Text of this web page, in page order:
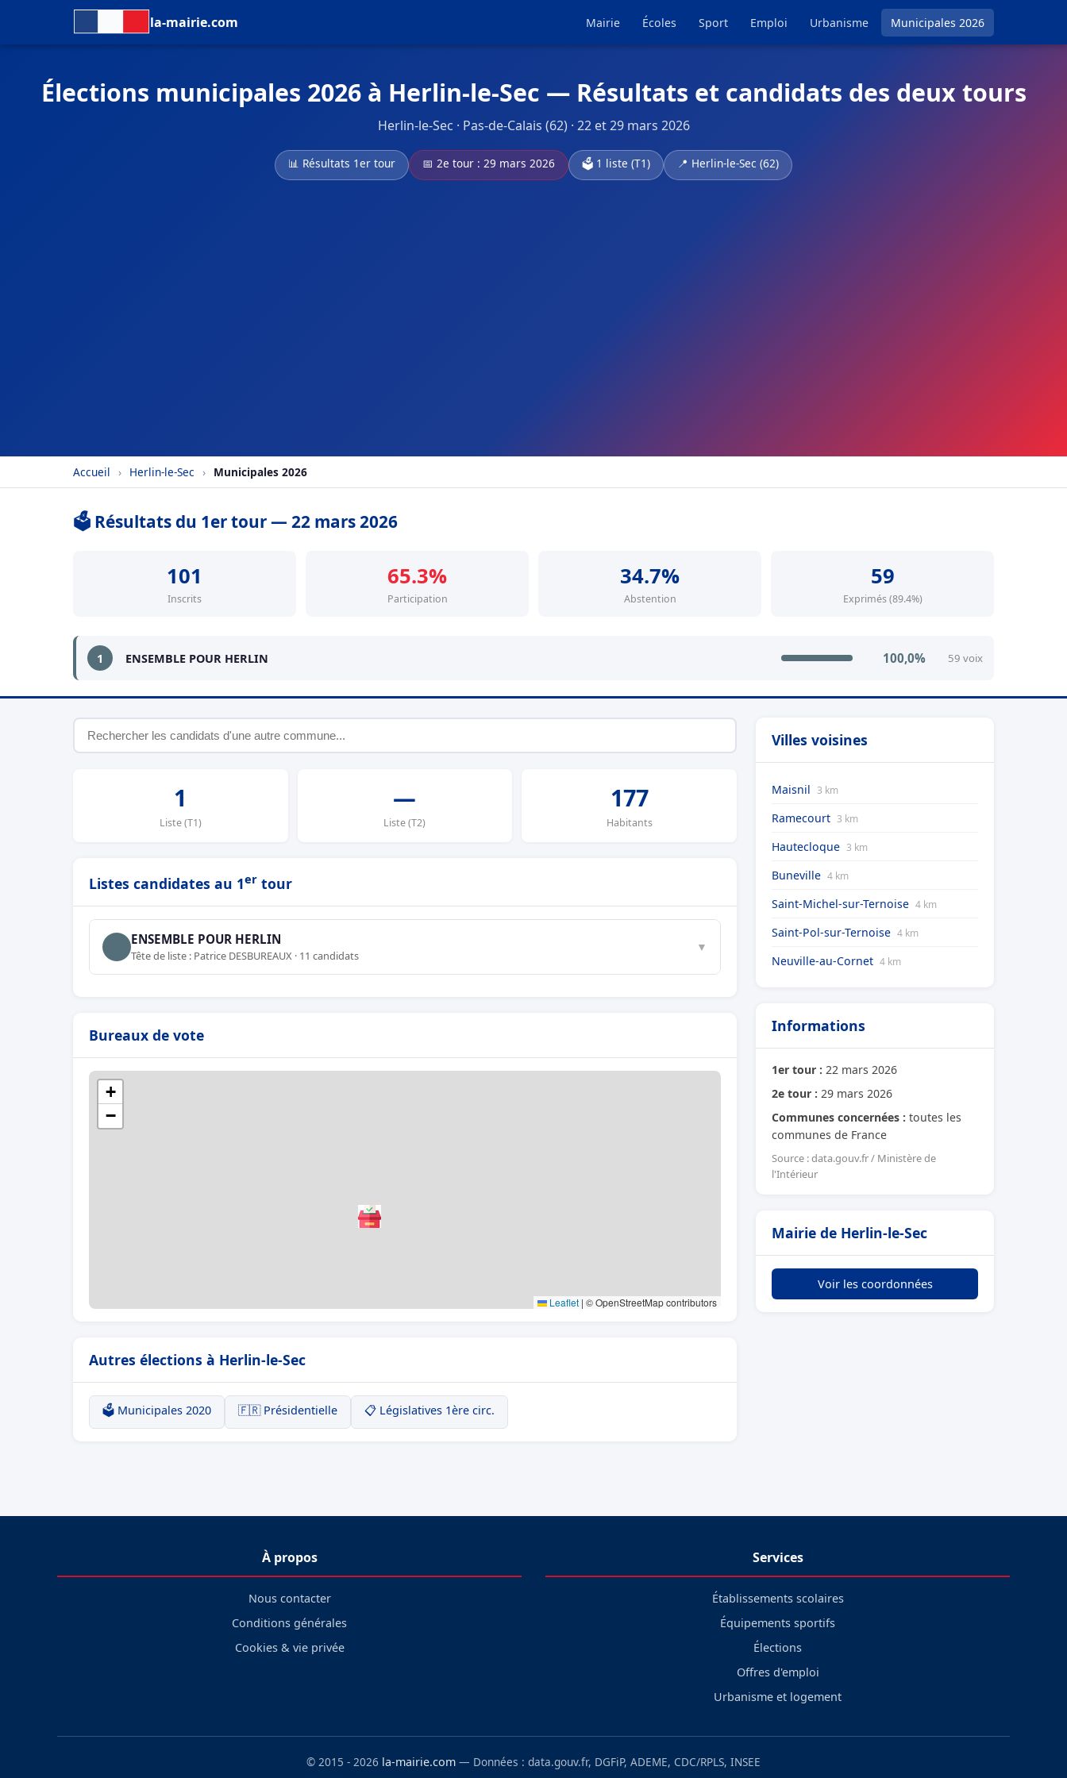
la-mairie.com Mairie Écoles Sport Emploi Urbanisme Municipales 2026
Élections municipales 2026 à Herlin-le-Sec — Résultats et candidats des deux tours
Herlin-le-Sec · Pas-de-Calais (62) · 22 et 29 mars 2026
📊 Résultats 1er tour 📅 2e tour : 29 mars 2026 🗳️ 1 liste (T1) 📍 Herlin-le-Sec (62)
Accueil › Herlin-le-Sec › Municipales 2026
🗳️ Résultats du 1er tour — 22 mars 2026
101
Inscrits
65.3%
Participation
34.7%
Abstention
59
Exprimés (89.4%)
1 ENSEMBLE POUR HERLIN 100,0% 59 voix
1
Liste (T1)
—
Liste (T2)
177
Habitants
Listes candidates au 1er tour
ENSEMBLE POUR HERLIN
Tête de liste : Patrice DESBUREAUX · 11 candidats
▼
Bureaux de vote
+
−
Leaflet | © OpenStreetMap contributors
Autres élections à Herlin-le-Sec
🗳️ Municipales 2020 🇫🇷 Présidentielle 📋 Législatives 1ère circ.
Villes voisines
Maisnil 3 km
Ramecourt 3 km
Hautecloque 3 km
Buneville 4 km
Saint-Michel-sur-Ternoise 4 km
Saint-Pol-sur-Ternoise 4 km
Neuville-au-Cornet 4 km
Informations
1er tour : 22 mars 2026
2e tour : 29 mars 2026
Communes concernées : toutes les
communes de France
Source : data.gouv.fr / Ministère de
l'Intérieur
Mairie de Herlin-le-Sec
Voir les coordonnées
À propos
Nous contacter
Conditions générales
Cookies & vie privée
Services
Établissements scolaires
Équipements sportifs
Élections
Offres d'emploi
Urbanisme et logement
© 2015 - 2026 la-mairie.com — Données : data.gouv.fr, DGFiP, ADEME, CDC/RPLS, INSEE